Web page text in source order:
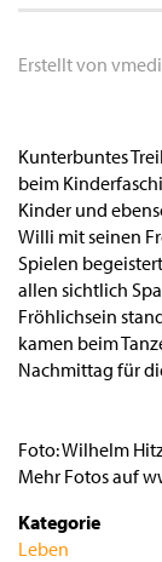
Erstellt von
Kunterbuntes
beim
Kinder und
Willi mit seinen
Spielen
allen sichtlich
Fröhlichsein
kamen beim
Nachmittag für
Foto: Wilhelm
Mehr Fotos auf
Kategorie
Leben